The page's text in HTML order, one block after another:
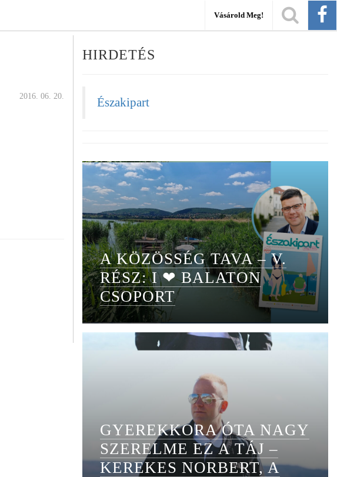
Vásárold Meg!
2016. 06. 20.
HIRDETÉS
Északipart
A KÖZÖSSÉG TAVA – V.
RÉSZ: I ❤ BALATON
CSOPORT
GYEREKKORA ÓTA NAGY
SZERELME EZ A TÁJ –
KEREKES NORBERT, A